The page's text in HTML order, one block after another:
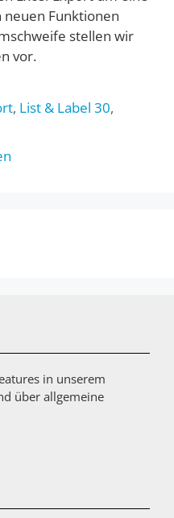
neuen Funktionen
stellen wir
vor.
, List & Label 30,
in unserem
über allgemeine